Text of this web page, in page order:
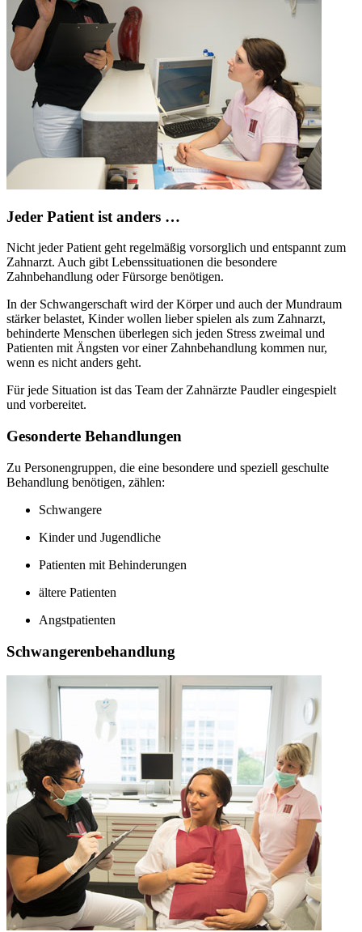
Jeder Patient ist anders …
Nicht jeder Patient geht regelmäßig vorsorglich und entspannt zum
Zahnarzt. Auch gibt Lebenssituationen die besondere
Zahnbehandlung oder Fürsorge benötigen.
In der Schwangerschaft wird der Körper und auch der Mundraum
stärker belastet, Kinder wollen lieber spielen als zum Zahnarzt,
behinderte Menschen überlegen sich jeden Stress zweimal und
Patienten mit Ängsten vor einer Zahnbehandlung kommen nur,
wenn es nicht anders geht.
Für jede Situation ist das Team der Zahnärzte Paudler eingespielt
und vorbereitet.
Gesonderte Behandlungen
Zu Personengruppen, die eine besondere und speziell geschulte
Behandlung benötigen, zählen:
Schwangere
Kinder und Jugendliche
Patienten mit Behinderungen
ältere Patienten
Angstpatienten
Schwangerenbehandlung